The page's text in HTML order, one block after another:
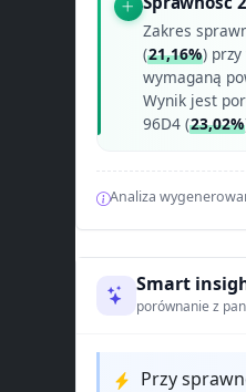
Zakres
(21,16%)
wymaganą
Wynik jest
96D4 (23,02%
Analiza
Smart
porównanie z
Przy